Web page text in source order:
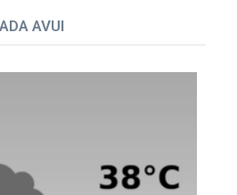
AVUI